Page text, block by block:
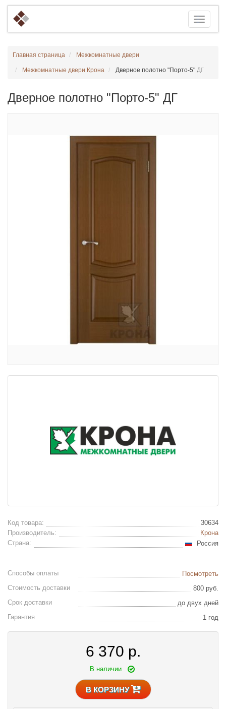
Главная страница Межкомнатные двери
Межкомнатные двери Крона Дверное полотно "Порто-5" ДГ
Дверное полотно "Порто-5" ДГ
Код товара:
30634
Производитель:
Крона
Страна:
Россия
Способы оплаты
Посмотреть
Стоимость доставки
800 руб.
Срок доставки
до двух дней
Гарантия
1 год
6 370 р.
В наличии
В КОРЗИНУ